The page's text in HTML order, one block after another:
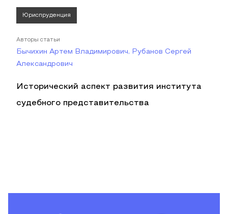
Юриспруденция
Авторы статьи
Бычихин Артем Владимирович, Рубанов Сергей
Александрович
Исторический аспект развития института
судебного представительства